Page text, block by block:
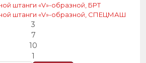
штанги «V»-образной, БРТ
штанги «V»-образной, СПЕЦМАШ
3
7
10
1